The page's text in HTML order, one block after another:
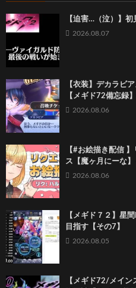
【迫害…（泣）】
2026.08.07
【衣装】デカラビ
【メギド72備忘録
2026.08.06
【#お絵描き配信
ス【魔ヶ月にーな
2026.08.06
【メギド７２】星
目指す【その7】
2026.08.05
【メギド72/メイ